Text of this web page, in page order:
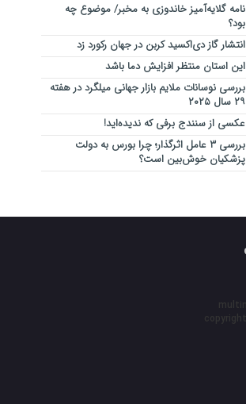
نامه گلایه‌آمیز خاندوزی به مخبر/ موضوع چه
بود؟
انتشار گاز دی‌اکسید کربن در جهان رکورد زد
این استان منتظر افزایش دما باشد
بررسی نوسانات ملایم بازار جهانی میلگرد در هفته
۲۹ سال ۲۰۲۵
عکسی از سنندج برفی که ندیده‌اید!
بررسی ۳ عامل اثرگذار؛ چرا بورس به دولت
پزشکیان خوش‌بین است؟